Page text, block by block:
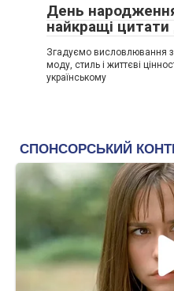
День
найкращі
Згадуємо висловлювання
моду, стиль і життєві
українському